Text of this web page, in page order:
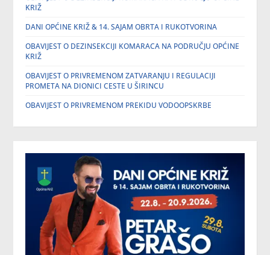
KRIŽ
DANI OPĆINE KRIŽ & 14. SAJAM OBRTA I RUKOTVORINA
OBAVIJEST O DEZINSEKCIJI KOMARACA NA PODRUČJU OPĆINE
KRIŽ
OBAVIJEST O PRIVREMENOM ZATVARANJU I REGULACIJI
PROMETA NA DIONICI CESTE U ŠIRINCU
OBAVIJEST O PRIVREMENOM PREKIDU VODOOPSKRBE